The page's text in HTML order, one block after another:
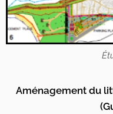
Aménagement du